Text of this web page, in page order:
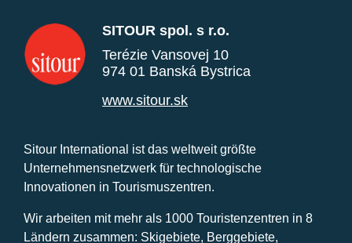
SITOUR spol. s r.o.
Terézie Vansovej 10
974 01 Banská Bystrica
www.sitour.sk
Sitour International ist das weltweit größte
Unternehmensnetzwerk für technologische
Innovationen in Tourismuszentren.
Wir arbeiten mit mehr als 1000 Touristenzentren in 8
Ländern zusammen: Skigebiete, Berggebiete,